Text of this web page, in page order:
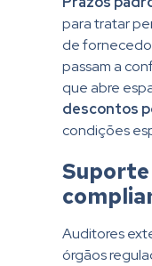
para tratar
de
passam a
que abre
descontos
condições
Auditores
órgãos